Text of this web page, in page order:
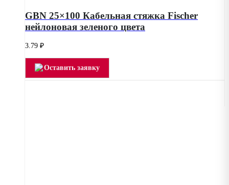
GBN 25×100 Кабельная стяжка Fischer
нейлоновая зеленого цвета
3.79 ₽
Оставить заявку